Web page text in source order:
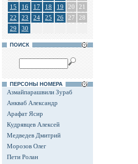
15
16 17 18 19 20 21
22
23 24 25 26 27 28
29
30
ПОИСК
ПЕРСОНЫ НОМЕРА
Азмайпарашвили Зураб
Анкваб Александр
Арафат Ясир
Кудрявцев Алексей
Медведев Дмитрий
Морозов Олег
Пети Ролан